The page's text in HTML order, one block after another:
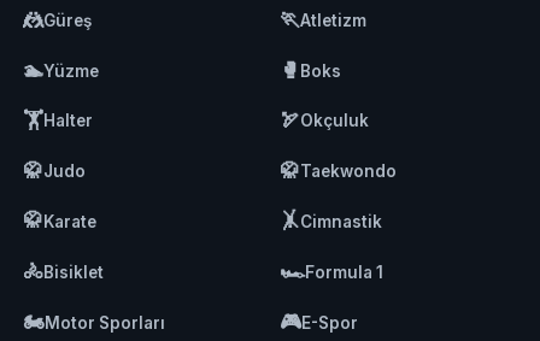
🤼Güreş 🏃Atletizm
🏊Yüzme 🥊 Boks
🏋️Halter 🏹Okçuluk
🥋Judo 🥋Taekwondo
🥋Karate 🤸Cimnastik
🚴Bisiklet 🏎️Formula 1
🏍️Motor Sporları 🎮E-Spor